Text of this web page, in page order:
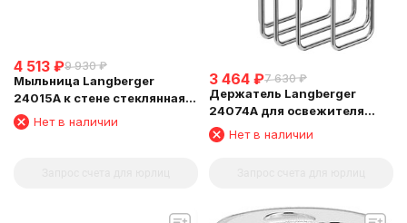
4 513 ₽9 930 ₽
Мыльница Langberger
24015A к стене стеклянная
овальная
Нет в наличии
3 464 ₽7 630 ₽
Держатель Langberger
24074A для освежителя
воздуха
Нет в наличии